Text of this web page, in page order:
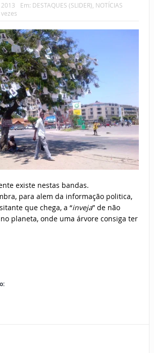
Em: DESTAQUES (SLIDER) NOTÍCIAS
existe nestas bandas.
para alem da informação politica,
que chega, a “inveja” de não
planeta, onde uma árvore consiga ter